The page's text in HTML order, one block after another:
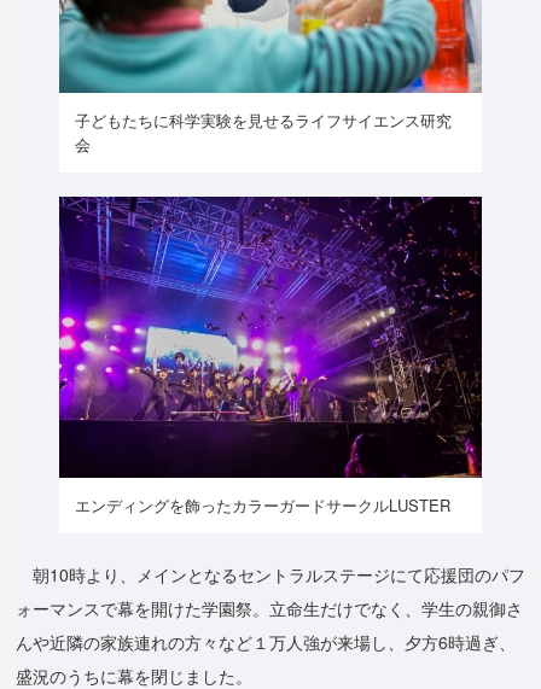
子どもたちに科学実験を見せるライフサイエンス研究
会
エンディングを飾ったカラーガードサークルLUSTER
朝10時より、メインとなるセントラルステージにて応援団のパフ
ォーマンスで幕を開けた学園祭。立命生だけでなく、学生の親御さ
んや近隣の家族連れの方々など１万人強が来場し、夕方6時過ぎ、
盛況のうちに幕を閉じました。